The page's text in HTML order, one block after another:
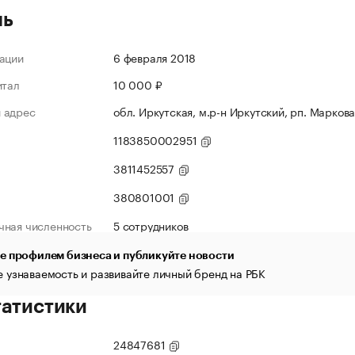
6 февраля 2018
10 000 ₽
обл. Иркутская, м.р-н Иркутский, рп.
1183850002951
3811452557
380801001
численность
5 сотрудников
профилем бизнеса и публикуйте новости
и развивайте личный бренд на РБК
24847681